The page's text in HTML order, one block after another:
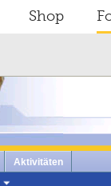
Shop
Aktivitäten